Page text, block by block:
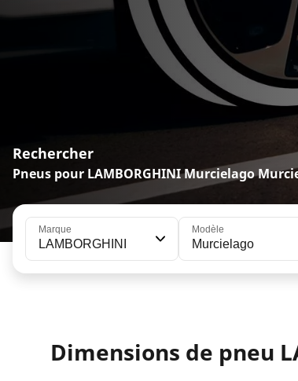
Rechercher
Pneus pour LAMBORGHINI Murcielago
Marque
LAMBORGHINI
Modèle
Murcielago
Dimensions de pneu